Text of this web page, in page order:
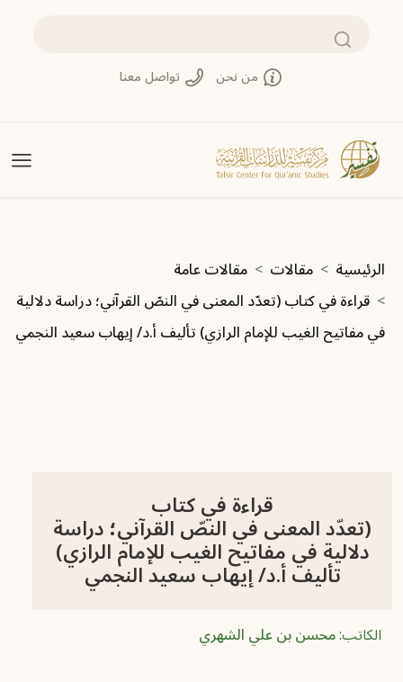
بحث
من نحن تواصل معنا
مسار التنقل
الرئيسية مقالات
مقالات عامة
قراءة في كتاب (تعدّد المعنى في النصّ القرآني؛ دراسة دلالية
في مفاتيح الغيب للإمام ‏الرازي) ‏تأليف أ.د/ إيهاب سعيد النجمي
قراءة في كتاب
(تعدّد المعنى في النصّ القرآني؛ دراسة
دلالية في مفاتيح الغيب للإمام ‏الرازي)
‏تأليف أ.د/ إيهاب سعيد النجمي
الكاتب:محسن بن علي الشهري